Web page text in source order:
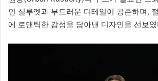
인 실루엣과 부드러운 디테일이 공존하며,
에 로맨틱한 감성을 담아낸 디자인을 선보